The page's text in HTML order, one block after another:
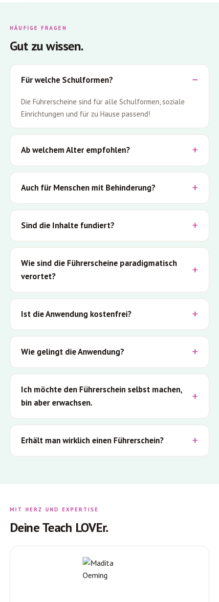
HÄUFIGE FRAGEN
Gut zu wissen.
Für welche Schulformen?
Die Führerscheine sind für alle Schulformen, soziale
Einrichtungen und für zu Hause passend!
Ab welchem Alter empfohlen?
Auch für Menschen mit Behinderung?
Sind die Inhalte fundiert?
Wie sind die Führerscheine paradigmatisch
verortet?
Ist die Anwendung kostenfrei?
Wie gelingt die Anwendung?
Ich möchte den Führerschein selbst machen,
bin aber erwachsen.
Erhält man wirklich einen Führerschein?
MIT HERZ UND EXPERTISE
Deine Teach LOVEr.